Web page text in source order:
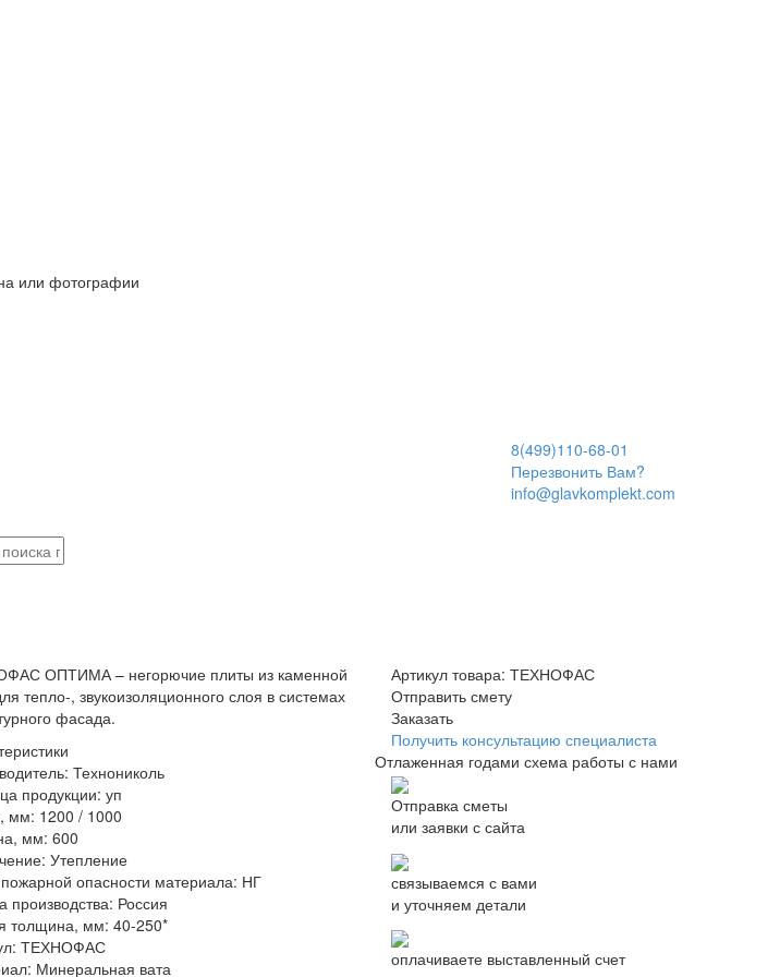
или фотографии
8(499)110-68-01
Перезвонить Вам?
info@glavkomplekt.com
ОПТИМА – негорючие плиты из каменной
тепло-, звукоизоляционного слоя в системах
фасада.
Технониколь
продукции: уп
мм: 1200 / 1000
мм: 600
Утепление
опасности материала: НГ
производства: Россия
толщина, мм: 40-250*
ТЕХНОФАС
Минеральная вата
Артикул товара: ТЕХНОФАС
Отправить смету
Заказать
Получить консультацию специалиста
Отлаженная годами схема работы с нами
Отправка сметы
или заявки с сайта
связываемся с вами
и уточняем детали
оплачиваете выставленный счет